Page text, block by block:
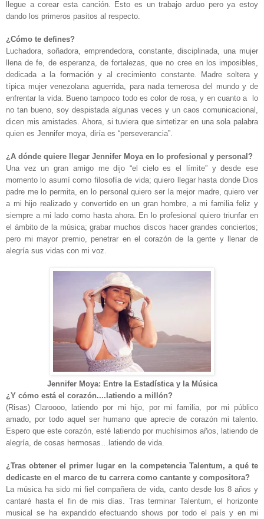
llegue a corear esta canción. Esto es un trabajo arduo pero ya estoy
dando los primeros pasitos al respecto.
¿Cómo te defines?
Luchadora, soñadora, emprendedora, constante, disciplinada, una mujer
llena de fe, de esperanza, de fortalezas, que no cree en los imposibles,
dedicada a la formación y al crecimiento constante. Madre soltera y
típica mujer venezolana aguerrida, para nada temerosa del mundo y de
enfrentar la vida. Bueno tampoco todo es color de rosa, y en cuanto a lo
no tan bueno, soy despistada algunas veces y un caos comunicacional,
dicen mis amistades. Ahora, si tuviera que sintetizar en una sola palabra
quien es Jennifer moya, diría es “perseverancia”.
¿A dónde quiere llegar Jennifer Moya en lo profesional y personal?
Una vez un gran amigo me dijo “el cielo es el límite” y desde ese
momento lo asumí como filosofía de vida; quiero llegar hasta donde Dios
padre me lo permita, en lo personal quiero ser la mejor madre, quiero ver
a mi hijo realizado y convertido en un gran hombre, a mi familia feliz y
siempre a mi lado como hasta ahora. En lo profesional quiero triunfar en
el ámbito de la música; grabar muchos discos hacer grandes conciertos;
pero mi mayor premio, penetrar en el corazón de la gente y llenar de
alegría sus vidas con mi voz.
Jennifer Moya: Entre la Estadística y la Música
¿Y cómo está el corazón....latiendo a millón?
(Risas) Claroooo, latiendo por mi hijo, por mi familia, por mi público
amado, por todo aquel ser humano que aprecie de corazón mi talento.
Espero que este corazón, esté latiendo por muchísimos años, latiendo de
alegría, de cosas hermosas…latiendo de vida.
¿Tras obtener el primer lugar en la competencia Talentum, a qué te
dedicaste en el marco de tu carrera como cantante y compositora?
La música ha sido mi fiel compañera de vida, canto desde los 8 años y
cantaré hasta el fin de mis días. Tras terminar Talentum, el horizonte
musical se ha expandido efectuando shows por todo el país y en mi